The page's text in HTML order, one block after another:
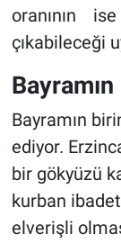
oranının
çıkabileceği
Bayramın
ediyor.
bir gökyüzü
kurban
elverişli